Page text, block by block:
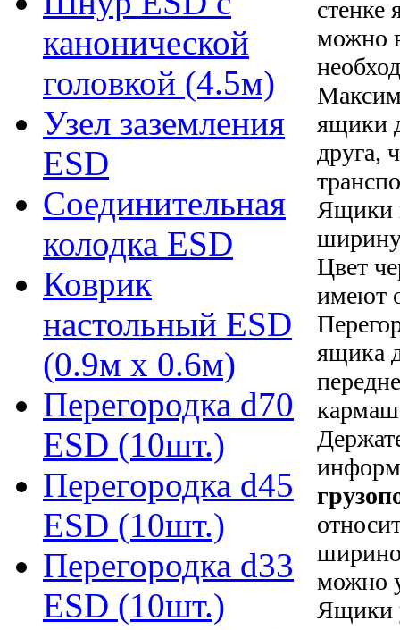
канонической
головкой (4.5м)
Узел заземления
ESD
Соединительная
колодка ESD
Коврик
настольный ESD
(0.9м х 0.6м)
Перегородка d70
ESD (10шт.)
Перегородка d45
ESD (10шт.)
Перегородка d33
ESD (10шт.)
стенке
можно
ящики
друга,
Ящики
Цвет
имеют
ящика
можно
Ящики